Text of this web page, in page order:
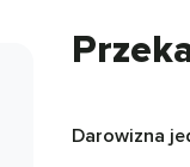
Darowizna